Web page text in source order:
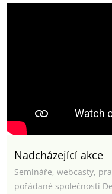
Nadcházející akce
Semináře, webcasty,
pořádané společností